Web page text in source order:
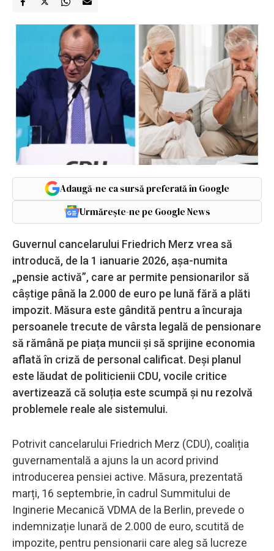
Adaugă-ne ca sursă preferată în Google
Urmărește-ne pe Google News
Guvernul cancelarului Friedrich Merz vrea să
introducă, de la 1 ianuarie 2026, așa-numita
„pensie activă”, care ar permite pensionarilor să
câștige până la 2.000 de euro pe lună fără a plăti
impozit. Măsura este gândită pentru a încuraja
persoanele trecute de vârsta legală de pensionare
să rămână pe piața muncii și să sprijine economia
aflată în criză de personal calificat. Deși planul
este lăudat de politicienii CDU, vocile critice
avertizează că soluția este scumpă și nu rezolvă
problemele reale ale sistemului.
Potrivit cancelarului Friedrich Merz (CDU), coaliția
guvernamentală a ajuns la un acord privind
introducerea pensiei active. Măsura, prezentată
marți, 16 septembrie, în cadrul Summitului de
Inginerie Mecanică VDMA de la Berlin, prevede o
indemnizație lunară de 2.000 de euro, scutită de
impozite, pentru pensionarii care aleg să lucreze